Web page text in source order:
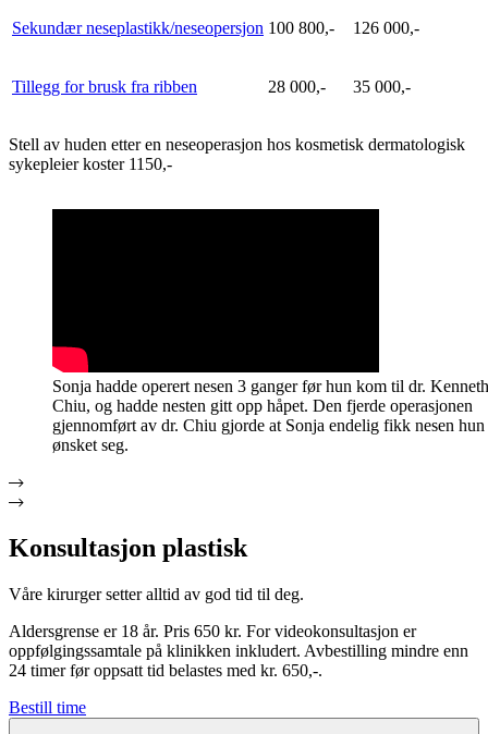
Sekundær neseplastikk/neseopersjon 100 800,- 126 000,-
Tillegg for brusk fra ribben 28 000,- 35 000,-
Stell av huden etter en neseoperasjon hos kosmetisk dermatologisk
sykepleier koster 1150,-
Sonja hadde operert nesen 3 ganger før hun kom til dr. Kenneth
Chiu, og hadde nesten gitt opp håpet. Den fjerde operasjonen
gjennomført av dr. Chiu gjorde at Sonja endelig fikk nesen hun
ønsket seg.
Konsultasjon plastisk
Våre kirurger setter alltid av god tid til deg.
Aldersgrense er 18 år. Pris 650 kr. For videokonsultasjon er
oppfølgingssamtale på klinikken inkludert. Avbestilling mindre enn
24 timer før oppsatt tid belastes med kr. 650,-.
Bestill time